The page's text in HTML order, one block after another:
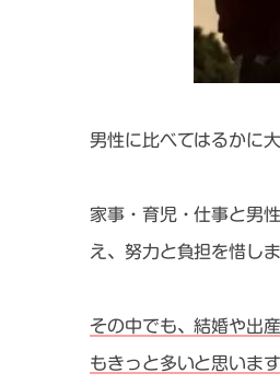
男性に比べてはるかに
家事・育児・仕事と男
え、努力と負担を惜し
その中でも、結婚や出
もきっと多いと思います